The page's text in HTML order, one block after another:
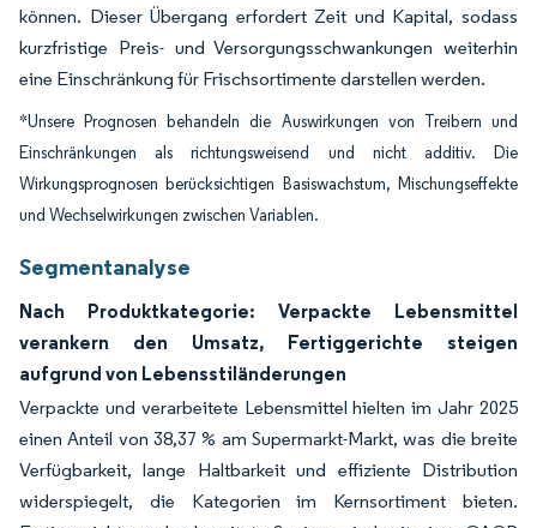
können. Dieser Übergang erfordert Zeit und Kapital, sodass
kurzfristige Preis- und Versorgungsschwankungen weiterhin
eine Einschränkung für Frischsortimente darstellen werden.
*Unsere Prognosen behandeln die Auswirkungen von Treibern und
Einschränkungen als richtungsweisend und nicht additiv. Die
Wirkungsprognosen berücksichtigen Basiswachstum, Mischungseffekte
und Wechselwirkungen zwischen Variablen.
Segmentanalyse
Nach Produktkategorie: Verpackte Lebensmittel
verankern den Umsatz, Fertiggerichte steigen
aufgrund von Lebensstiländerungen
Verpackte und verarbeitete Lebensmittel hielten im Jahr 2025
einen Anteil von 38,37 % am Supermarkt-Markt, was die breite
Verfügbarkeit, lange Haltbarkeit und effiziente Distribution
widerspiegelt, die Kategorien im Kernsortiment bieten.